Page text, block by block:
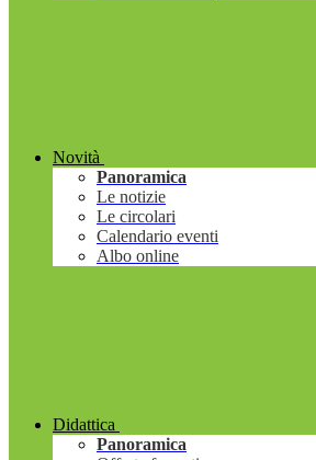
Novità
Panoramica
Le notizie
Le circolari
Calendario eventi
Albo online
Didattica
Panoramica